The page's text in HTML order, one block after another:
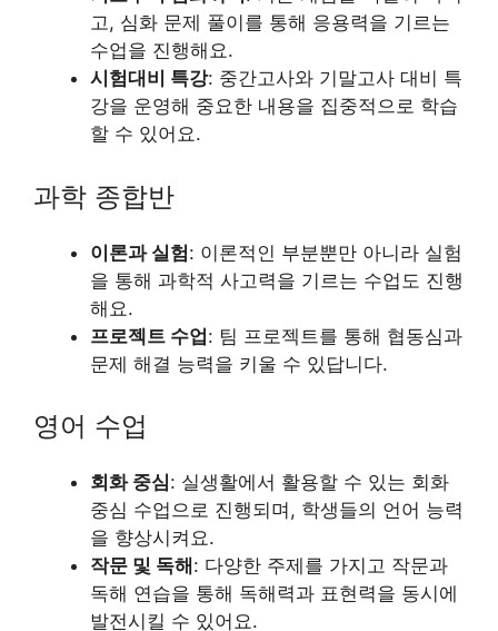
고, 심화 문제 풀이를 통해 응용력을 기르는
수업을 진행해요.
시험대비 특강: 중간고사와 기말고사 대비 특
강을 운영해 중요한 내용을 집중적으로 학습
할 수 있어요.
과학 종합반
이론과 실험: 이론적인 부분뿐만 아니라 실험
을 통해 과학적 사고력을 기르는 수업도 진행
해요.
프로젝트 수업: 팀 프로젝트를 통해 협동심과
문제 해결 능력을 키울 수 있답니다.
영어 수업
회화 중심: 실생활에서 활용할 수 있는 회화
중심 수업으로 진행되며, 학생들의 언어 능력
을 향상시켜요.
작문 및 독해 : 다양한 주제를 가지고 작문과
독해 연습을 통해 독해력과 표현력을 동시에
발전시킬 수 있어요.